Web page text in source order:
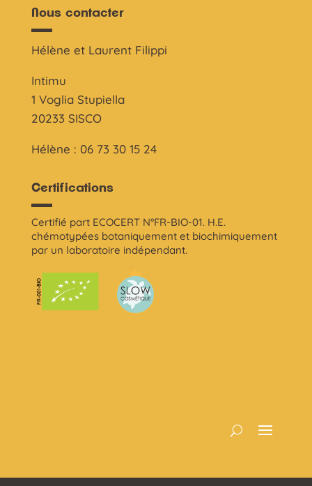
Nous contacter
Hélène et Laurent Filippi
Intimu
1 Voglia Stupiella
20233 SISCO
Hélène : 06 73 30 15 24
Certifications
Certifié part ECOCERT N°FR-BIO-01. H.E.
chémotypées botaniquement et biochimiquement
par un laboratoire indépendant.